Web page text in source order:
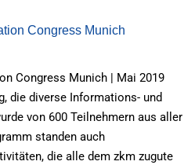
Congress Munich
Congress Munich | Mai 2019
die diverse Informations- und
von 600 Teilnehmern aus aller
standen auch
die alle dem zkm zugute